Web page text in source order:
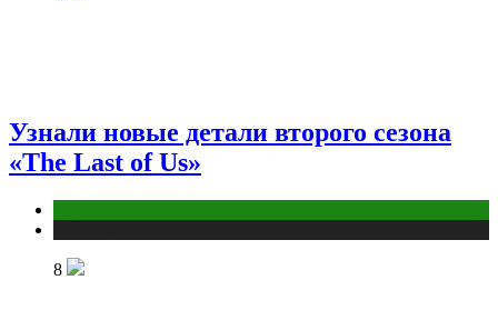
Узнали новые детали второго сезона
«The Last of Us»
8